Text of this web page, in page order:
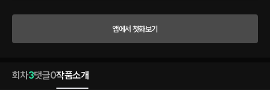
냐면….” “쀼!” 여주를 언급하면 토끼는 토끼풀을 콱 짓밟았다. 화난 것 같기도 하고. 왜
그러지? 하지만 궁금증은 결국 해결하지 못했다. 흔적도 없이 토끼가 사라졌으니까. *
연하게 사람을 죽이는 오빠가 으름장을 놓고, “아스티아. 나를 안고 있는 게 행복하다
며?” “……뭐?” 내가 구해 준 토끼가 남주, 디에고였다! 근데 너는 여주한테 가야 하지 않
앱에서 첫화보기
회차3댓글0작품소개